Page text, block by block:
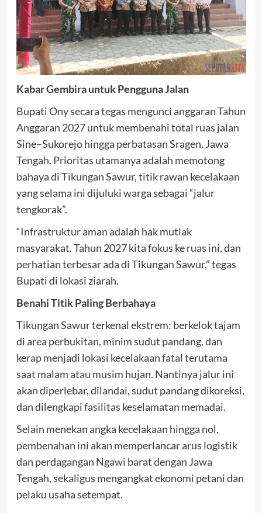
Kabar Gembira untuk Pengguna Jalan
Bupati Ony secara tegas mengunci anggaran Tahun
Anggaran 2027 untuk membenahi total ruas jalan
Sine–Sukorejo hingga perbatasan Sragen, Jawa
Tengah. Prioritas utamanya adalah memotong
bahaya di Tikungan Sawur, titik rawan kecelakaan
yang selama ini dijuluki warga sebagai “jalur
tengkorak”.
“Infrastruktur aman adalah hak mutlak
masyarakat. Tahun 2027 kita fokus ke ruas ini, dan
perhatian terbesar ada di Tikungan Sawur,” tegas
Bupati di lokasi ziarah.
Benahi Titik Paling Berbahaya
Tikungan Sawur terkenal ekstrem: berkelok tajam
di area perbukitan, minim sudut pandang, dan
kerap menjadi lokasi kecelakaan fatal terutama
saat malam atau musim hujan. Nantinya jalur ini
akan diperlebar, dilandai, sudut pandang dikoreksi,
dan dilengkapi fasilitas keselamatan memadai.
Selain menekan angka kecelakaan hingga nol,
pembenahan ini akan memperlancar arus logistik
dan perdagangan Ngawi barat dengan Jawa
Tengah, sekaligus mengangkat ekonomi petani dan
pelaku usaha setempat.